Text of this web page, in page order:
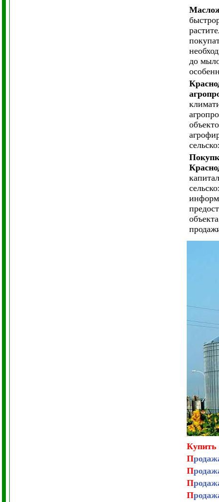
до
Купить
П
П
П
П